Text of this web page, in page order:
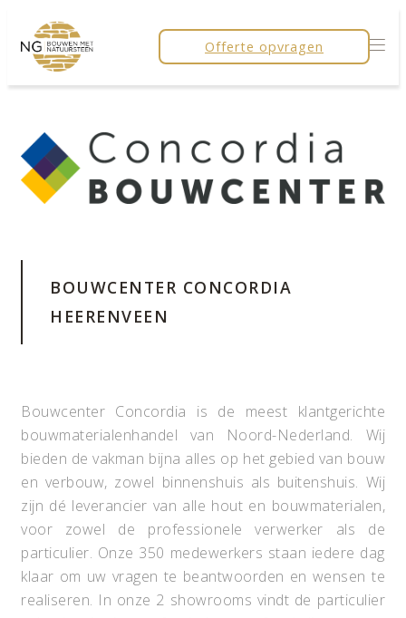
Offerte opvragen
BOUWCENTER CONCORDIA
HEERENVEEN
Bouwcenter Concordia is de meest klantgerichte
bouwmaterialenhandel van Noord-Nederland. Wij
bieden de vakman bijna alles op het gebied van bouw
en verbouw, zowel binnenshuis als buitenshuis. Wij
zijn dé leverancier van alle hout en bouwmaterialen,
voor zowel de professionele verwerker als de
particulier. Onze 350 medewerkers staan iedere dag
klaar om uw vragen te beantwoorden en wensen te
realiseren. In onze 2 showrooms vindt de particulier